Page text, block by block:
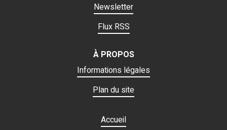
Newsletter
Flux RSS
À PROPOS
Informations légales
Plan du site
Accueil